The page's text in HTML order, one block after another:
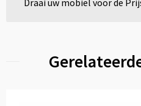
Draai uw mobiel voor de